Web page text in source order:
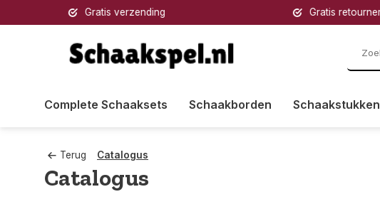
Gratis verzending Gratis retourneren
Complete Schaaksets Schaakborden Schaakstukken
Terug Catalogus
Catalogus